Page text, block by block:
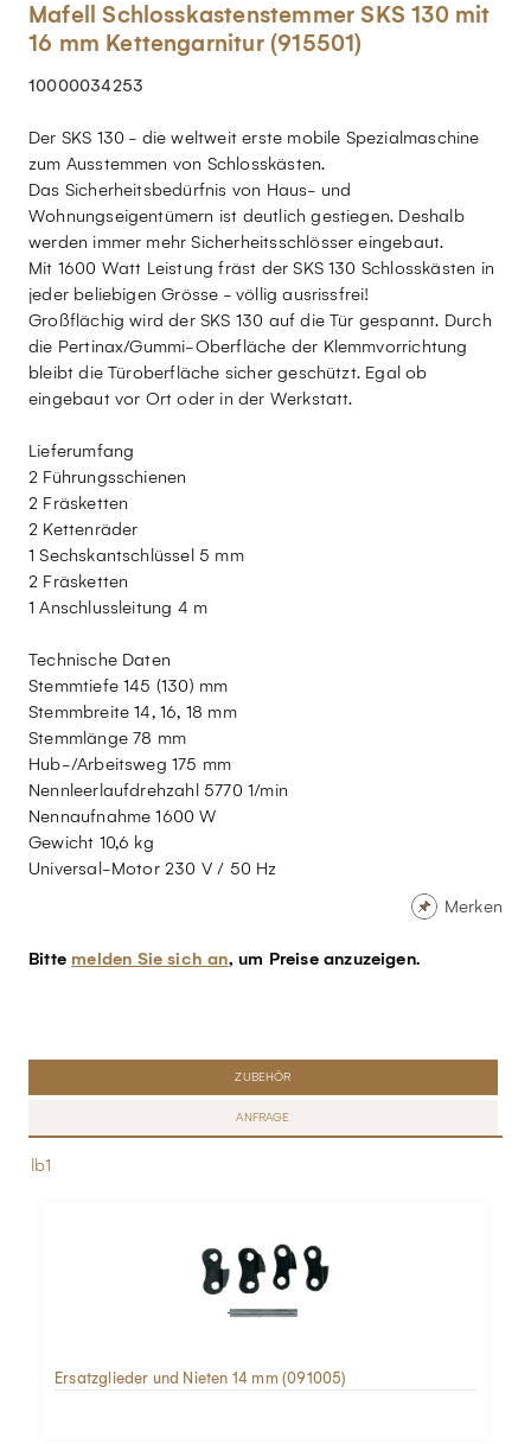
Mafell Schlosskastenstemmer SKS 130 mit
16 mm Kettengarnitur (915501)
10000034253
Der SKS 130 - die weltweit erste mobile Spezialmaschine
zum Ausstemmen von Schlosskästen.
Das Sicherheitsbedürfnis von Haus- und
Wohnungseigentümern ist deutlich gestiegen. Deshalb
werden immer mehr Sicherheitsschlösser eingebaut.
Mit 1600 Watt Leistung fräst der SKS 130 Schlosskästen in
jeder beliebigen Grösse - völlig ausrissfrei!
Großflächig wird der SKS 130 auf die Tür gespannt. Durch
die Pertinax/Gummi-Oberfläche der Klemmvorrichtung
bleibt die Türoberfläche sicher geschützt. Egal ob
eingebaut vor Ort oder in der Werkstatt.
Lieferumfang
2 Führungsschienen
2 Fräsketten
2 Kettenräder
1 Sechskantschlüssel 5 mm
2 Fräsketten
1 Anschlussleitung 4 m
Technische Daten
Stemmtiefe 145 (130) mm
Stemmbreite 14, 16, 18 mm
Stemmlänge 78 mm
Hub-/Arbeitsweg 175 mm
Nennleerlaufdrehzahl 5770 1/min
Nennaufnahme 1600 W
Gewicht 10,6 kg
Universal-Motor 230 V / 50 Hz
Merken
Bitte melden Sie sich an, um Preise anzuzeigen.
ZUBEHÖR
ANFRAGE
lb1
Ersatzglieder und Nieten 14 mm (091005)